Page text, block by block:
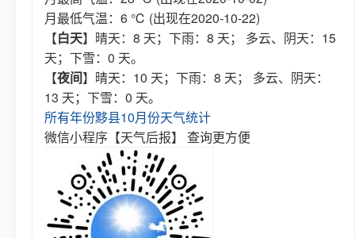
月最低气温：6 ℃ (出现在2020-10-22)
【白天】晴天：8 天；下雨：8 天； 多云、阴天：15
天；下雪：0 天。
【夜间】晴天：10 天；下雨：8 天； 多云、阴天：
13 天；下雪：0 天。
所有年份黟县10月份天气统计
微信小程序【天气后报】 查询更方便